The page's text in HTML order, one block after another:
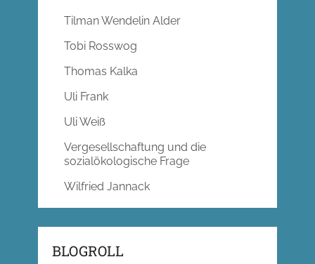
Tilman Wendelin Alder
Tobi Rosswog
Thomas Kalka
Uli Frank
Uli Weiß
Vergesellschaftung und die
sozialökologische Frage
Wilfried Jannack
BLOGROLL